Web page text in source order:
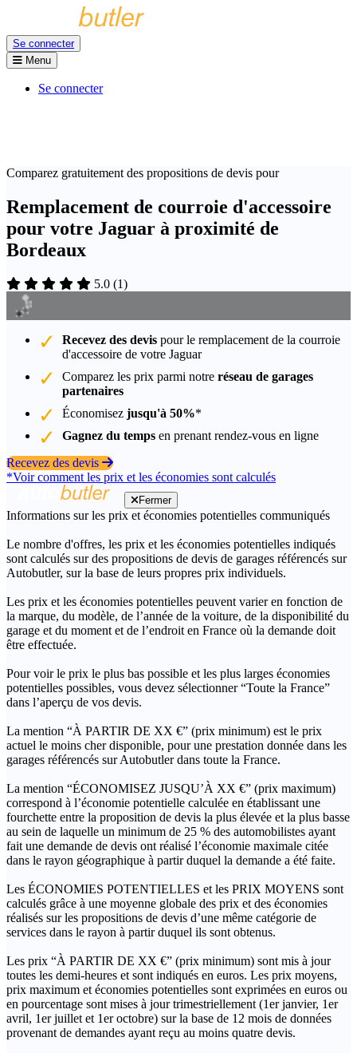
Se connecter
Menu
Se connecter
Comparez gratuitement des propositions de devis pour
Remplacement de courroie d'accessoire
pour votre Jaguar à proximité de
Bordeaux
5.0 (1)
Recevez des devis pour le remplacement de la courroie
d'accessoire de votre Jaguar
Comparez les prix parmi notre réseau de garages
partenaires
Économisez jusqu'à 50%*
Gagnez du temps en prenant rendez-vous en ligne
Recevez des devis
*Voir comment les prix et les économies sont calculés
Fermer
Informations sur les prix et économies potentielles communiqués
Le nombre d'offres, les prix et les économies potentielles indiqués
sont calculés sur des propositions de devis de garages référencés sur
Autobutler, sur la base de leurs propres prix individuels.
Les prix et les économies potentielles peuvent varier en fonction de
la marque, du modèle, de l’année de la voiture, de la disponibilité du
garage et du moment et de l’endroit en France où la demande doit
être effectuée.
Pour voir le prix le plus bas possible et les plus larges économies
potentielles possibles, vous devez sélectionner “Toute la France”
dans l’aperçu de vos devis.
La mention “À PARTIR DE XX €” (prix minimum) est le prix
actuel le moins cher disponible, pour une prestation donnée dans les
garages référencés sur Autobutler dans toute la France.
La mention “ÉCONOMISEZ JUSQU’À XX €” (prix maximum)
correspond à l’économie potentielle calculée en établissant une
fourchette entre la proposition de devis la plus élevée et la plus basse
au sein de laquelle un minimum de 25 % des automobilistes ayant
fait une demande de devis ont réalisé l’économie maximale citée
dans le rayon géographique à partir duquel la demande a été faite.
Les ÉCONOMIES POTENTIELLES et les PRIX MOYENS sont
calculés grâce à une moyenne globale des prix et des économies
réalisés sur les propositions de devis d’une même catégorie de
services dans le rayon à partir duquel ils sont obtenus.
Les prix “À PARTIR DE XX €” (prix minimum) sont mis à jour
toutes les demi-heures et sont indiqués en euros. Les prix moyens,
prix maximum et économies potentielles sont exprimées en euros ou
en pourcentage sont mises à jour trimestriellement (1er janvier, 1er
avril, 1er juillet et 1er octobre) sur la base de 12 mois de données
provenant de demandes ayant reçu au moins quatre devis.